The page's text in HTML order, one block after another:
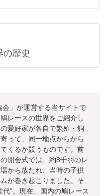
の歴史
会」が運営する当サイトで
レースの世界をご紹介し
愛好家が各自で繁殖・飼
って、同一地点からから
くるか競うものです。前
開会式では、約8千羽のレ
から放たれ、当時の子供
が巻き起こりました。そ
”。現在、国内の鳩レース